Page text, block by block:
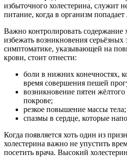
избыточного холестерина, служит
питание, когда в организм
Важно контролировать содержание
избежать возникновения
симптоматике, указывающей на
крови, стоит отнести:
боли в нижних конечностях,
время совершения пешей
возникновение пятен
покрове;
резкое повышение массы тела;
спазмы в сердце, которые
Когда появляется хоть один из
холестерина важно не упустить
посетить врача. Высокий